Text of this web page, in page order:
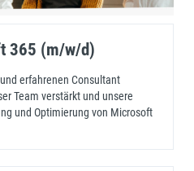
365 (m/w/d)
erfahrenen Consultant
Team verstärkt und unsere
und Optimierung von Microsoft